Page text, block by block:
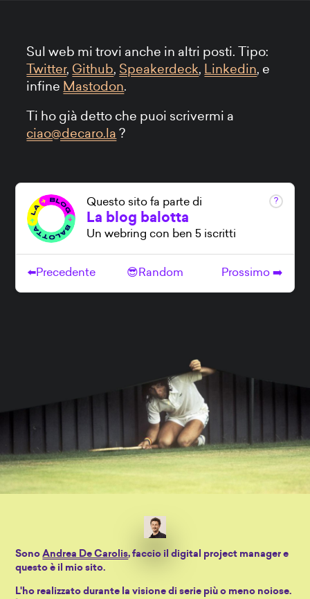
Sul web mi trovi anche in altri posti. Tipo:
Twitter, Github, Speakerdeck, Linkedin, e
infine Mastodon.
Ti ho già detto che puoi scrivermi a
ciao@decaro.la ?
SonoAndrea De Carolis, faccio il digital project manager e
questo è il mio sito.
L'ho realizzato durante la visione di serie più o meno noiose.